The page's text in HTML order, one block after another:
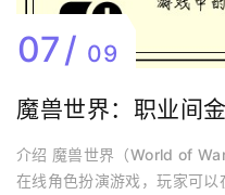
07 09
魔兽世界：职业间
介绍 魔兽世界（World of
在线角色扮演游戏，玩家可